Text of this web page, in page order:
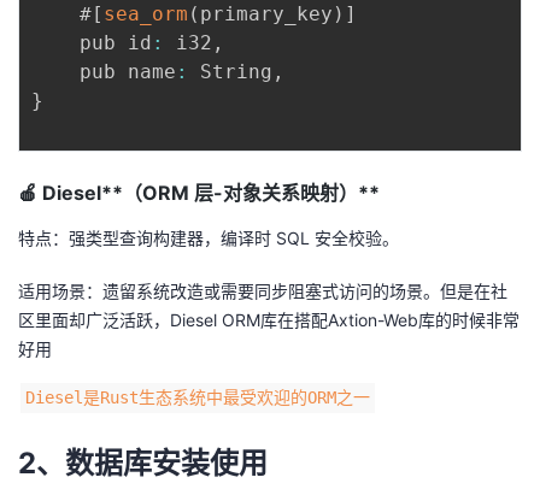
    #
[ sea_orm ( primary_key ) ]
    pub id
: i32 ,
    pub name
: String ,
}
🍎 Diesel**（ORM 层-对象关系映射）**
特点：强类型查询构建器，编译时 SQL 安全校验。
适用场景：遗留系统改造或需要同步阻塞式访问的场景。但是在社
区里面却广泛活跃，Diesel ORM库在搭配Axtion-Web库的时候非常
好用
Diesel是Rust生态系统中最受欢迎的ORM之一
2、数据库安装使用